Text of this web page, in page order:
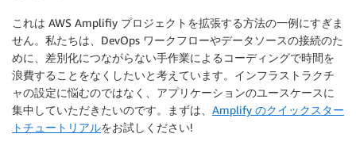
これは AWS Amplifiy プロジェクトを拡張する方法の一例にすぎま
せん。私たちは、DevOps ワークフローやデータソースの接続のた
めに、差別化につながらない手作業によるコーディングで時間を
浪費することをなくしたいと考えています。インフラストラクチ
ャの設定に悩むのではなく、アプリケーションのユースケースに
集中していただきたいのです。まずは、 Amplify のクイックスター
トチュートリアルをお試しください!